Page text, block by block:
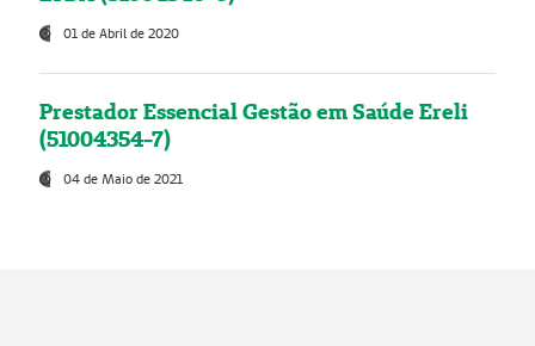
01 de Abril de 2020
Prestador Essencial Gestão em Saúde Ereli
(51004354-7)
04 de Maio de 2021